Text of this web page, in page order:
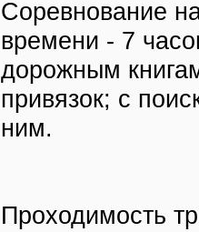
Соревнование
времени - 7
дорожным
привязок; с
ним.
Проходимость